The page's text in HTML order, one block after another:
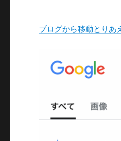
ブログから移動とりあ